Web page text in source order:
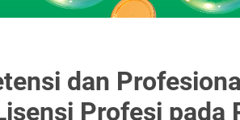
dan
Profesi pada